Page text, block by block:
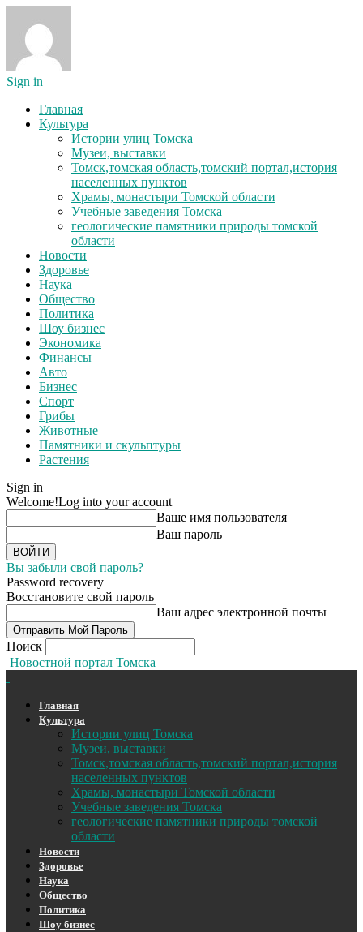
Sign in
Главная
Культура
Истории улиц Томска
Музеи, выставки
Томск,томская область,томский портал,история
населенных пунктов
Храмы, монастыри Томской области
Учебные заведения Томска
геологические памятники природы томской
области
Новости
Здоровье
Наука
Общество
Политика
Шоу бизнес
Экономика
Финансы
Авто
Бизнес
Спорт
Грибы
Животные
Памятники и скульптуры
Растения
Sign in
Welcome!Log into your account
Ваше имя пользователя
Ваш пароль
Вы забыли свой пароль?
Password recovery
Восстановите свой пароль
Ваш адрес электронной почты
Поиск
Новостной портал Томска
Главная
Культура
Истории улиц Томска
Музеи, выставки
Томск,томская область,томский портал,история
населенных пунктов
Храмы, монастыри Томской области
Учебные заведения Томска
геологические памятники природы томской
области
Новости
Здоровье
Наука
Общество
Политика
Шоу бизнес